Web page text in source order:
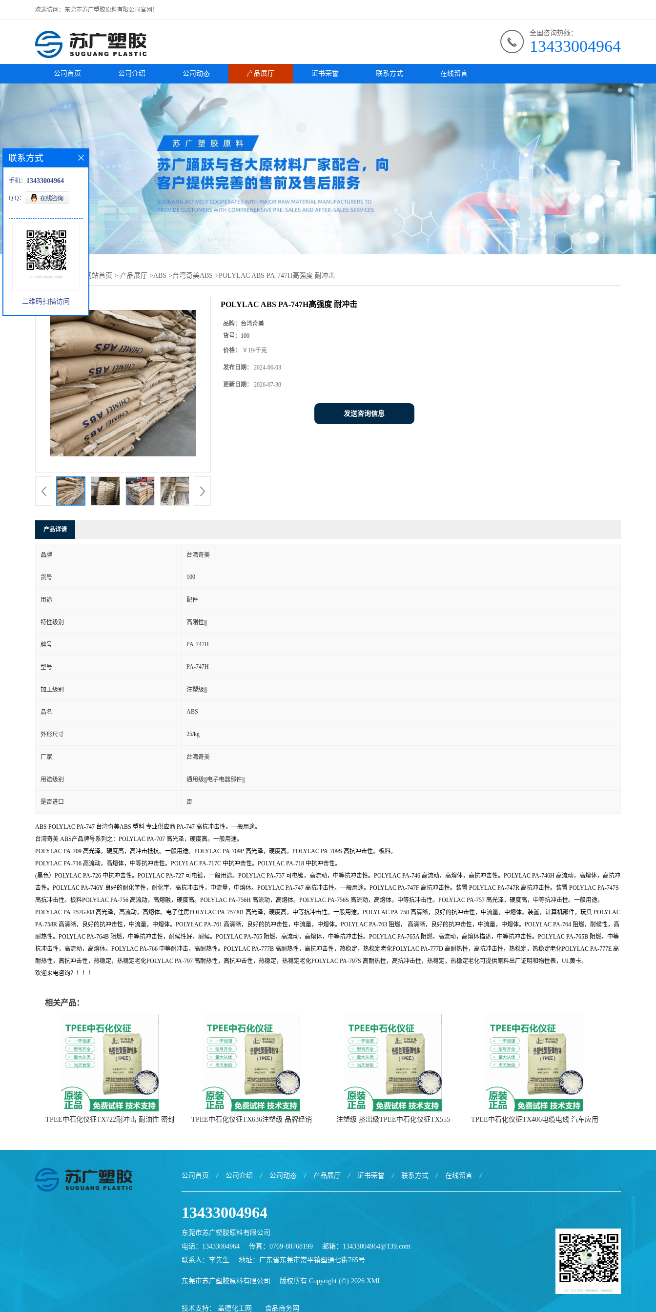
欢迎访问：东莞市苏广塑胶原料有限公司官网！
全国咨询热线：
13433004964
公司首页 公司介绍 公司动态 产品展厅 证书荣誉 联系方式 在线留言
您当前的位置： 网站首页 > 产品展厅 >ABS >台湾奇美ABS >POLYLAC ABS PA-747H高强度 耐冲击
POLYLAC ABS PA-747H高强度 耐冲击
品牌： 台湾奇美
货号： 100
价格： ￥19/千克
发布日期： 2024-06-03
更新日期： 2026-07-30
发送咨询信息
产品详请
品牌 台湾奇美
货号 100
用途 配件
特性级别 高刚性|||
牌号 PA-747H
型号 PA-747H
加工级别 注塑级|||
品名 ABS
外形尺寸 25/kg
厂家 台湾奇美
用途级别 通用级|||电子电器部件|||
是否进口 否
ABS POLYLAC PA-747 台湾奇美ABS 塑料 专业供应商 PA-747 高抗冲击性。一般用途。
台湾奇美 ABS产品牌号系列之：POLYLAC PA-707 高光泽，硬度高。一般用途。
POLYLAC PA-709 高光泽，硬度高，高冲击抵抗。一般用途。POLYLAC PA-709P 高光泽，硬度高。POLYLAC PA-709S 高抗冲击性。板料。
POLYLAC PA-716 高流动，高熔体，中等抗冲击性。POLYLAC PA-717C 中抗冲击性。POLYLAC PA-718 中抗冲击性。
(黑色）POLYLAC PA-726 中抗冲击性。POLYLAC PA-727 可电镀，一般用途。POLYLAC PA-737 可电镀，高流动，中等抗冲击性。POLYLAC PA-746 高流动，高熔体，高抗冲击性。POLYLAC PA-746H 高流动，高熔体，高抗冲
击性。POLYLAC PA-746Y 良好的耐化学性，耐化学，高抗冲击性，中流量，中熔体。POLYLAC PA-747 高抗冲击性。一般用途。POLYLAC PA-747F 高抗冲击性。装置 POLYLAC PA-747R 高抗冲击性。装置 POLYLAC PA-747S
高抗冲击性。板料POLYLAC PA-756 高流动，高熔融，硬度高。POLYLAC PA-756H 高流动，高熔体。POLYLAC PA-756S 高流动，高熔体，中等抗冲击性。POLYLAC PA-757 高光泽，硬度高，中等抗冲击性。一般用途。
POLYLAC PA-757GJ08 高光泽，高流动，高熔体。电子住房POLYLAC PA-757J01 高光泽，硬度高，中等抗冲击性。一般用途。POLYLAC PA-758 高清晰，良好的抗冲击性，中流量，中熔体。装置，计算机部件，玩具 POLYLAC
PA-758R 高清晰，良好的抗冲击性，中流量，中熔体。POLYLAC PA-761 高清晰，良好的抗冲击性，中流量，中熔体。POLYLAC PA-763 阻燃， 高清晰，良好的抗冲击性，中流量，中熔体。POLYLAC PA-764 阻燃，耐候性，高
耐热性。POLYLAC PA-764B 阻燃，中等抗冲击性，耐候性好，耐候。POLYLAC PA-765 阻燃，高流动，高熔体，中等抗冲击性。POLYLAC PA-765A 阻燃，高流动，高熔体描述，中等抗冲击性。POLYLAC PA-765B 阻燃，中等
抗冲击性，高流动，高熔体。POLYLAC PA-766 中等耐冲击，高耐热性。POLYLAC PA-777B 高耐热性，高抗冲击性，热稳定，热稳定老化POLYLAC PA-777D 高耐热性，高抗冲击性，热稳定，热稳定老化POLYLAC PA-777E 高
耐热性，高抗冲击性，热稳定，热稳定老化POLYLAC PA-797 高耐热性，高抗冲击性，热稳定，热稳定老化POLYLAC PA-797S 高耐热性，高抗冲击性，热稳定，热稳定老化可提供原料出厂证明和物性表，UL黄卡。
欢迎来电咨询？！！！
相关产品：
TPEE中石化仪征TX722耐冲击 耐油性 密封
TPEE中石化仪征TX636注塑级 品牌经销 注塑级 挤出级TPEE中石化仪征TX555 TPEE中石化仪征TX406电缆电线 汽车应用
联系方式
手机： 13433004964
Q Q：
二维码扫描访问
公司首页 / 公司介绍 / 公司动态 / 产品展厅 / 证书荣誉 / 联系方式 / 在线留言 /
13433004964
东莞市苏广塑胶原料有限公司
电话：13433004964
传真：0769-88768199 邮箱： 13433004964@139.com
联系人：李先生
地址：广东省东莞市常平镇塑通七街765号
东莞市苏广塑胶原料有限公司 版权所有 Copyright (©) 2026 XML
技术支持： 盖德化工网 食品商务网